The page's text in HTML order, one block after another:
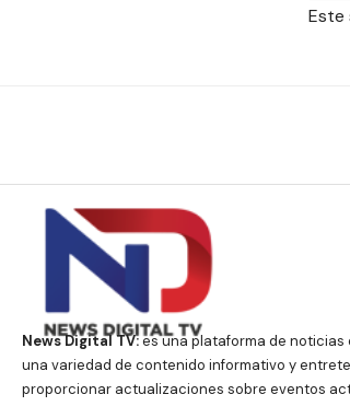
Este
News Digital TV:es una plataforma de noticias
una variedad de contenido informativo y
proporcionar actualizaciones sobre eventos